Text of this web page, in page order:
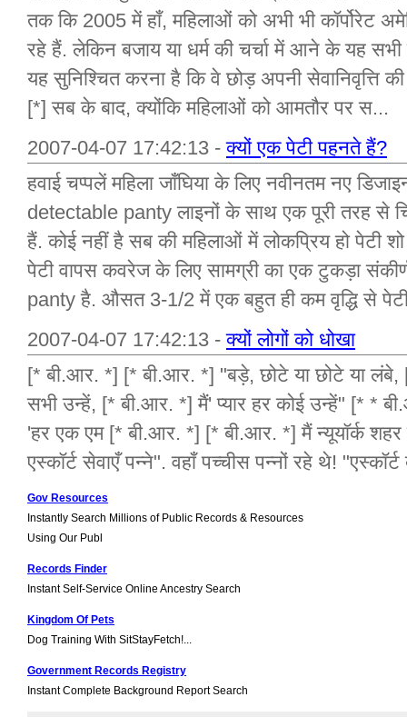
तक कि 2005 में हाँ, महिलाओं को अभी भी कॉर्पोरेट
रहे हैं. लेकिन बजाय या धर्म की चर्चा में आने के यह
यह सुनिश्चित करना है कि वे छोड़ अपनी सेवानिवृत्ति
[*] सब के बाद, क्योंकि महिलाओं को आमतौर पर स...
2007-04-07 17:42:13 -क्यों एक पेटी पहनते हैं?
हवाई चप्पलें महिला जाँघिया के लिए नवीनतम नए
detectable panty लाइनों के साथ एक पूरी तरह से
हैं. कोई नहीं है सब की महिलाओं में लोकप्रिय हो पेटी
पेटी वापस कवरेज के लिए सामग्री का एक टुकड़ा
panty है. औसत 3-1/2 में एक बहुत ही कम वृद्धि से
2007-04-07 17:42:13 -क्यों लोगों को धोखा
[* बी.आर. *] [* बी.आर. *] "बड़े, छोटे या छोटे या
सभी उन्हें, [* बी.आर. *] मैं' प्यार हर कोई उन्हें" [* *
'हर एक एम [* बी.आर. *] [* बी.आर. *] मैं न्यूयॉर्क
एस्कॉर्ट सेवाएँ पन्ने". वहाँ पच्चीस पन्नों रहे थे!
Gov Resources
Instantly Search Millions of Public Records & Resources
Using Our Publ
Records Finder
Instant Self-Service Online Ancestry Search
Kingdom Of Pets
Dog Training With SitStayFetch!...
Government Records Registry
Instant Complete Background Report Search